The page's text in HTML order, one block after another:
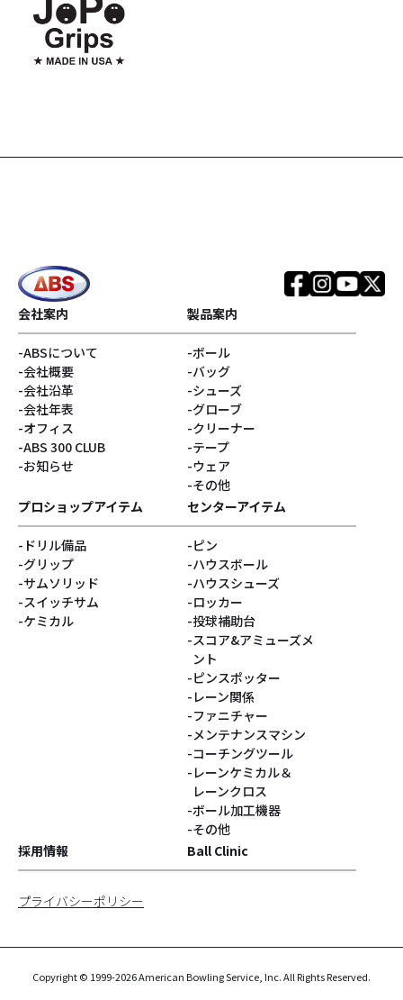
会社案内
ABSについて
会社概要
会社沿革
会社年表
オフィス
ABS 300 CLUB
お知らせ
製品案内
ボール
バッグ
シューズ
グローブ
クリーナー
テープ
ウェア
その他
プロショップアイテム
ドリル備品
グリップ
サムソリッド
スイッチサム
ケミカル
センターアイテム
ピン
ハウスボール
ハウスシューズ
ロッカー
投球補助台
スコア&アミューズメ
ント
ピンスポッター
レーン関係
ファニチャー
メンテナンスマシン
コーチングツール
レーンケミカル＆
レーンクロス
ボール加工機器
その他
採用情報
Ball Clinic
プライバシーポリシー
Copyright © 1999-2026 American Bowling Service, Inc. All Rights Reserved.